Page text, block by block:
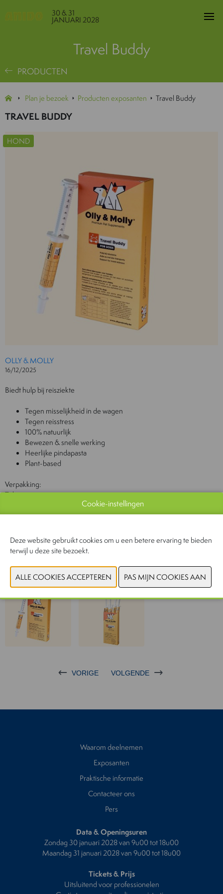
30 & 31
JANUARI 2028
Travel Buddy
PRODUCTEN
Plan je bezoek Producten exposanten Travel Buddy
TRAVEL BUDDY
HOND
OLLY & MOLLY
16/12/2025
Biedt hulp bij reisziekte
Tegen misselijkheid in de wagen
Tegen reisstress
100% natuurlijk
Bewezen & snelle werking
Heerlijke pindapasta
Plant-based
Verpakking:
Tubes
Inhoud:
CONTACTEER ONS
VORIGE VOLGENDE
Waarom deelnemen
Exposanten
Praktische informatie
Contacteer ons
Pers
Data & Openingsuren
Zondag 30 januari 2028 van 9u00 tot 18u00
Maandag 31 januari 2028 van 9u00 tot 18u00
Tickets & Prijs
Uitsluitend voor professionelen
Cookie-instellingen
Deze website gebruikt cookies om u een betere ervaring te bieden
terwijl u deze site bezoekt.